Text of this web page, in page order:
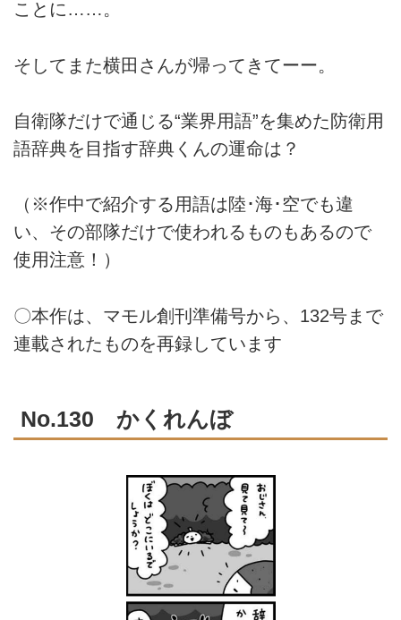
ことに……。
そしてまた横田さんが帰ってきてーー。
自衛隊だけで通じる“業界用語”を集めた防衛用
語辞典を目指す辞典くんの運命は？
（※作中で紹介する用語は陸･海･空でも違
い、その部隊だけで使われるものもあるので
使用注意！）
〇本作は、マモル創刊準備号から、132号まで
連載されたものを再録しています
No.130 かくれんぼ